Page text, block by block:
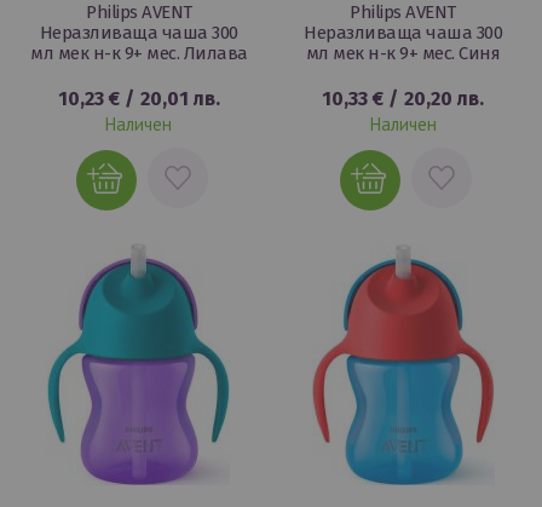
Philips AVENT
Неразливаща чаша 300
мл мек н-к 9+ мес. Лилава
10,23 €/ 20,01 лв.
Наличен
ДОБАВИ
Philips AVENT
Неразливаща чаша 300
мл мек н-к 9+ мес. Синя
10,33 € / 20,20 лв.
Наличен
ДОБАВИ